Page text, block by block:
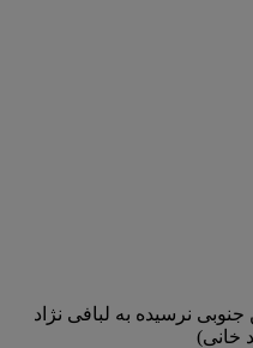
نرسیده به لبافی نژاد